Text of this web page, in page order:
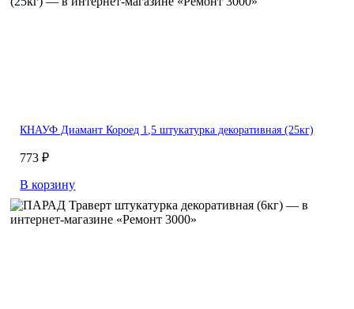
КНАУФ Диамант Короед 1,5 штукатурка декоративная (25кг)
773 ₽
В корзину